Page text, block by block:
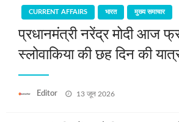
CURRENT AFFAIRS भारत मुख्य समाचार
प्रधानमंत्री नरेंद्र मोदी आज
स्लोवाकिया की छह दिन की
Editor
Posted
13 जून 2026